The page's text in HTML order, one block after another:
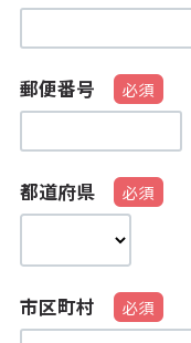
郵便番号
都道府県
市区町村